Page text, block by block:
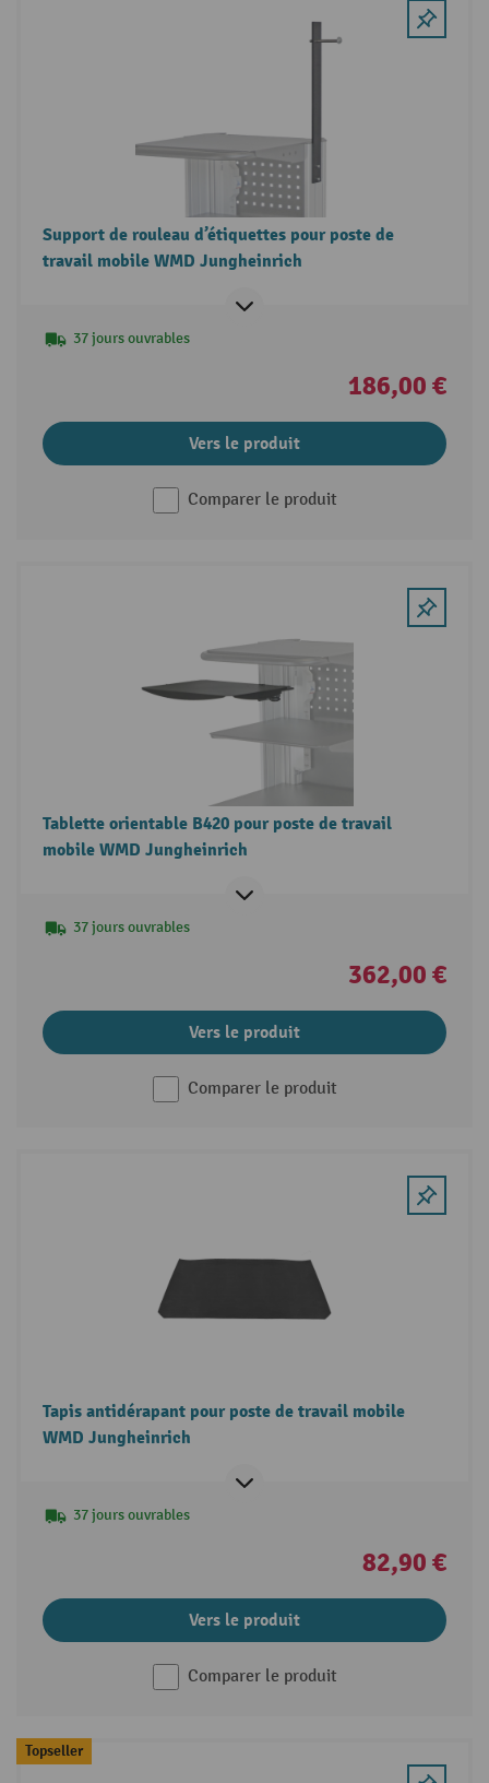
Support de rouleau d’étiquettes pour poste de
travail mobile WMD Jungheinrich
37 jours ouvrables
186,00 €
Vers le produit
Comparer le produit
Tablette orientable B420 pour poste de travail
mobile WMD Jungheinrich
37 jours ouvrables
362,00 €
Vers le produit
Comparer le produit
Tapis antidérapant pour poste de travail mobile
WMD Jungheinrich
37 jours ouvrables
82,90 €
Vers le produit
Comparer le produit
Topseller